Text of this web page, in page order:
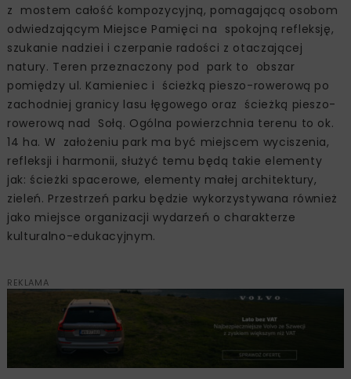
z mostem całość kompozycyjną, pomagającą osobom
odwiedzającym Miejsce Pamięci na spokojną refleksję,
szukanie nadziei i czerpanie radości z otaczającej
natury. Teren przeznaczony pod park to obszar
pomiędzy ul. Kamieniec i ścieżką pieszo-rowerową po
zachodniej granicy lasu łęgowego oraz ścieżką pieszo-
rowerową nad Sołą. Ogólna powierzchnia terenu to ok.
14 ha. W założeniu park ma być miejscem wyciszenia,
refleksji i harmonii, służyć temu będą takie elementy
jak: ścieżki spacerowe, elementy małej architektury,
zieleń. Przestrzeń parku będzie wykorzystywana również
jako miejsce organizacji wydarzeń o charakterze
kulturalno-edukacyjnym.
REKLAMA